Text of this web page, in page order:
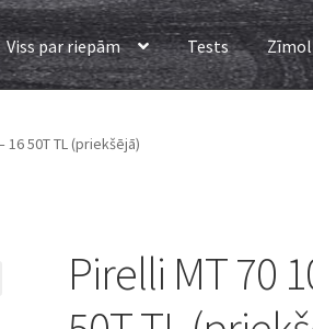
Viss par riepām Tests
16 50T TL (priekšējā)
Pirelli MT 70